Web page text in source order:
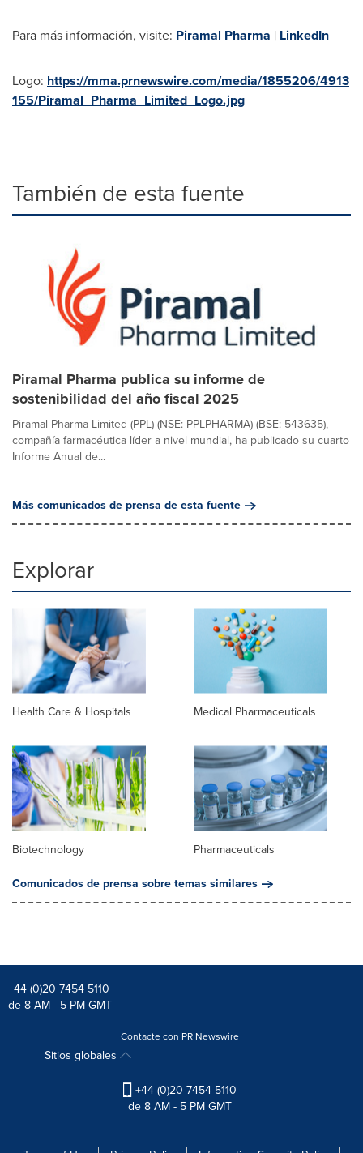
Para más información, visite: Piramal Pharma | LinkedIn
Logo: https://mma.prnewswire.com/media/1855206/4913
155/Piramal_Pharma_Limited_Logo.jpg
También de esta fuente
Piramal Pharma publica su informe de
sostenibilidad del año fiscal 2025
Piramal Pharma Limited (PPL) (NSE: PPLPHARMA) (BSE: 543635),
compañía farmacéutica líder a nivel mundial, ha publicado su cuarto
Informe Anual de...
Más comunicados de prensa de esta fuente
Explorar
Health Care & Hospitals Medical Pharmaceuticals
Biotechnology
Pharmaceuticals
Comunicados de prensa sobre temas similares
+44 (0)20 7454 5110
de 8 AM - 5 PM GMT
Contacte con PR Newswire
Sitios globales
+44 (0)20 7454 5110
de 8 AM - 5 PM GMT